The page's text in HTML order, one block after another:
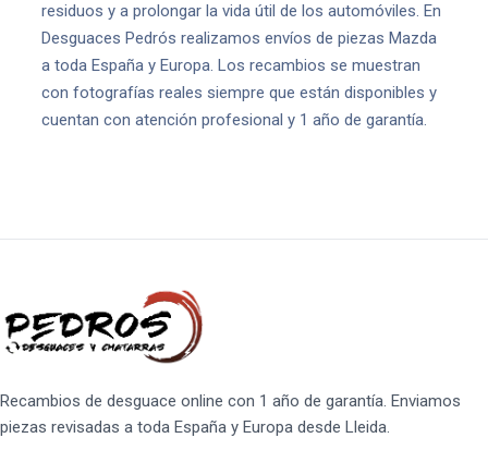
residuos y a prolongar la vida útil de los automóviles. En
Desguaces Pedrós realizamos envíos de piezas Mazda
a toda España y Europa. Los recambios se muestran
con fotografías reales siempre que están disponibles y
cuentan con atención profesional y 1 año de garantía.
Recambios de desguace online con 1 año de garantía. Enviamos
piezas revisadas a toda España y Europa desde Lleida.